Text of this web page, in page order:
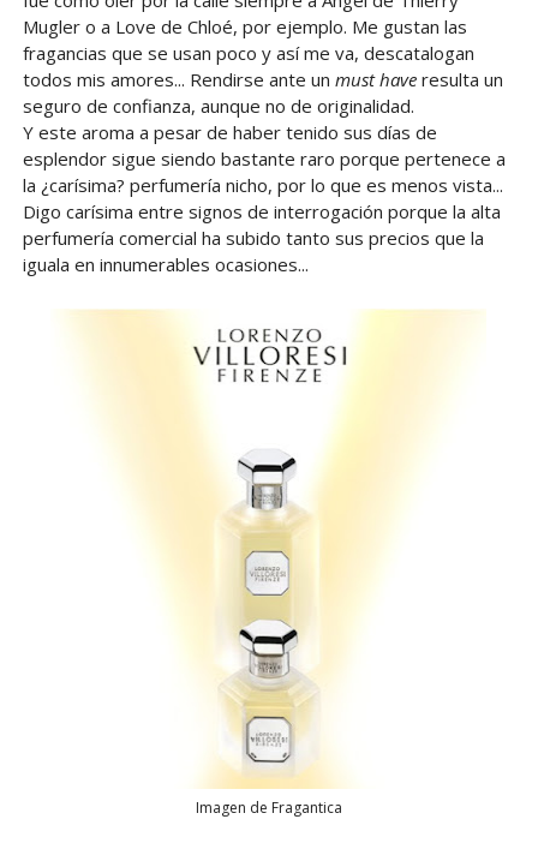
Mugler o a Love de Chloé, por ejemplo. Me gustan las
fragancias que se usan poco y así me va, descatalogan
todos mis amores... Rendirse ante un must haveresulta un
seguro de confianza, aunque no de originalidad.
Y este aroma a pesar de haber tenido sus días de
esplendor sigue siendo bastante raro porque pertenece a
la ¿carísima? perfumería nicho, por lo que es menos vista...
Digo carísima entre signos de interrogación porque la alta
perfumería comercial ha subido tanto sus precios que la
iguala en innumerables ocasiones...
Imagen de Fragantica